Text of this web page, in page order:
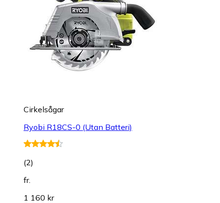
Cirkelsågar
Ryobi R18CS-0 (Utan Batteri)
(2)
fr.
1 160 kr